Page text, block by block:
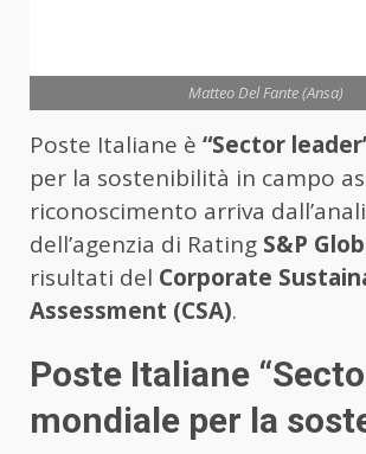
Matteo Del Fante (Ansa)
Poste Italiane è “Sector
per la sostenibilità in campo
riconoscimento arriva
dell’agenzia di Rating S&P
risultati del Corporate
Assessment (CSA).
Poste Italiane
mondiale per la